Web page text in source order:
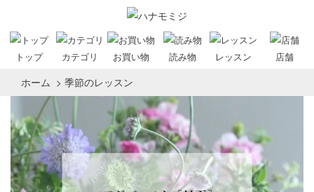
トップ カテゴリ お買い物 読み物 レッスン 店舗
ホーム > 季節のレッスン